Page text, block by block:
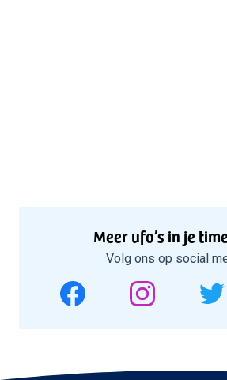
Meer ufo’s in je
Volg ons op social